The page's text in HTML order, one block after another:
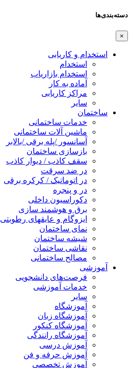
دسته‌بندی‌ها
×
استخدام و کاریابی
استخدام
استخدام بازاریاب
آماده به کار
مراکز کاریابی
سایر
ساختمان
خدمات ساختمانی
ماشین آلات ساختمانی
آسانسور /پله برقی /بالابر
بازسازی ساختمان
سقف کاذب / دیوار کاذب
در ضد سرقت
در اتوماتیک / کرکره برقی
در و پنجره
دکوراسیون داخلی
برق و هوشمند سازی
ایزوگام و عایقهای رطوبتی
نمای ساختمان
شیشه ساختمان
نقاشی ساختمان
مصالح ساختمانی
آموزشی
فرصت‌های دانشجویی
خدمات آموزشی
سایر
آموزشگاه
آموزشگاه زبان
آموزشگاه کنکور
آموزشگاه رانندگی
آموزش درسی
آموزش حرفه و فن
آموزش تخصصی